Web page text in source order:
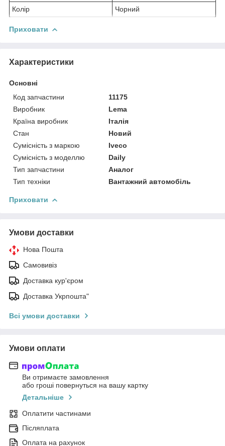
Колір
Чорний
Приховати
Характеристики
Основні
Код запчастини
11175
Виробник
Lema
Країна виробник
Італія
Стан
Новий
Сумісність з маркою
Iveco
Сумісність з моделлю
Daily
Тип запчастини
Аналог
Тип техніки
Вантажний автомобіль
Приховати
Умови доставки
Нова Пошта
Самовивіз
Доставка кур'єром
Доставка Укрпошта"
Всі умови доставки
Умови оплати
Ви отримаєте замовлення
або гроші повернуться на вашу картку
Детальніше
Оплатити частинами
Післяплата
Оплата на рахунок